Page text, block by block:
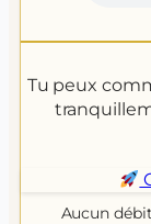
Tu peux
Aucun